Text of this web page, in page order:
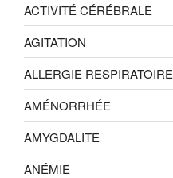
ACTIVITÉ CÉRÉBRALE
AGITATION
ALLERGIE RESPIRATOIRE
AMÉNORRHÉE
AMYGDALITE
ANÉMIE